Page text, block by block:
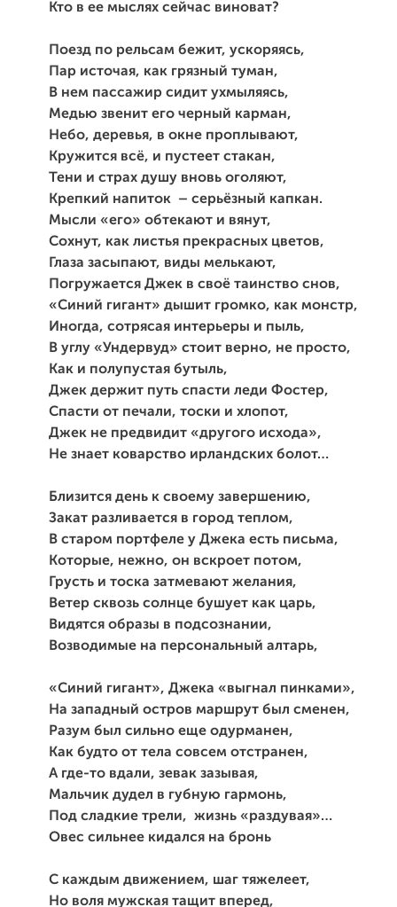
Кто в ее мыслях сейчас виноват?
Поезд по рельсам бежит, ускоряясь,
Пар источая, как грязный туман,
В нем пассажир сидит ухмыляясь,
Медью звенит его черный карман,
Небо, деревья, в окне проплывают,
Кружится всё, и пустеет стакан,
Тени и страх душу вновь оголяют,
Крепкий напиток – серьёзный капкан.
Мысли «его» обтекают и вянут,
Сохнут, как листья прекрасных цветов,
Глаза засыпают, виды мелькают,
Погружается Джек в своё таинство снов,
«Синий гигант» дышит громко, как монстр,
Иногда, сотрясая интерьеры и пыль,
В углу «Ундервуд» стоит верно, не просто,
Как и полупустая бутыль,
Джек держит путь спасти леди Фостер,
Спасти от печали, тоски и хлопот,
Джек не предвидит «другого исхода»,
Не знает коварство ирландских болот…
Близится день к своему завершению,
Закат разливается в город теплом,
В старом портфеле у Джека есть письма,
Которые, нежно, он вскроет потом,
Грусть и тоска затмевают желания,
Ветер сквозь солнце бушует как царь,
Видятся образы в подсознании,
Возводимые на персональный алтарь,
«Синий гигант», Джека «выгнал пинками»,
На западный остров маршрут был сменен,
Разум был сильно еще одурманен,
Как будто от тела совсем отстранен,
А где-то вдали, зевак зазывая,
Мальчик дудел в губную гармонь,
Под сладкие трели, жизнь «раздувая»…
Овес сильнее кидался на бронь
С каждым движением, шаг тяжелеет,
Но воля мужская тащит вперед,